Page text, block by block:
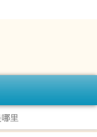
里